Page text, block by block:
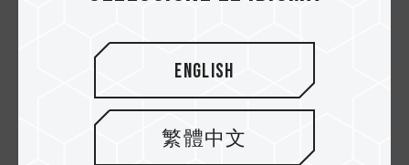
Se ajusta cómodamente entre los
dedos pulgar e índice
Con un grosor de solo 9.5 mm, el diseño
compacto de la C141 cabe fácilmente en el
bolsillo o en un bolso para computadora.
English
繁體中文